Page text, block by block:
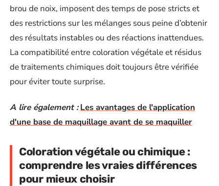
brou de noix, imposent des temps de pose stricts et
des restrictions sur les mélanges sous peine d’obtenir
des résultats instables ou des réactions inattendues.
La compatibilité entre coloration végétale et résidus
de traitements chimiques doit toujours être vérifiée
pour éviter toute surprise.
A lire également : Les avantages de l'application
d'une base de maquillage avant de se maquiller
Coloration végétale ou chimique :
comprendre les vraies différences
pour mieux choisir